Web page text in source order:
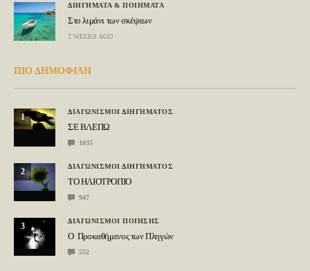
ΔΙΗΓΗΜΑΤΑ & ΠΟΙΗΜΑΤΑ
Στο λιμάνι των σκέψεων
2 WEEKS AGO
ΠΙΟ ΔΗΜΟΦΙΛΗ
1
ΔΙΑΓΩΝΙΣΜΟΙ ΔΙΗΓΗΜΑΤΟΣ
ΣΕ ΒΛΕΠΩ
1035
2
ΔΙΑΓΩΝΙΣΜΟΙ ΔΙΗΓΗΜΑΤΟΣ
ΤΟ ΗΛΙΟΤΡΟΠΙΟ
947
3
ΔΙΑΓΩΝΙΣΜΟΙ ΠΟΙΗΣΗΣ
Ο Προκαθήμενος των Πληγών
552